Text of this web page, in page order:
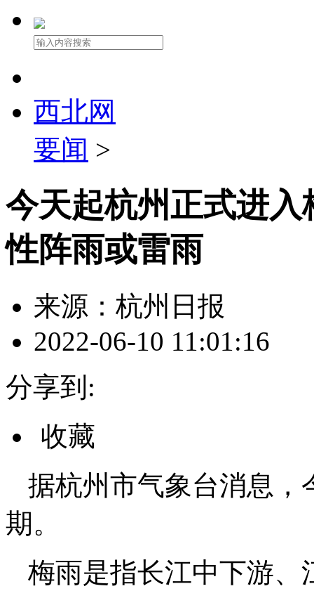
西北网
要闻 >
今天起杭州正式进
性阵雨或雷雨
来源：杭州日报
2022-06-10 11:01:16
分享到:
收藏
据杭州市气象台消息，
期。
梅雨是指长江中下游、